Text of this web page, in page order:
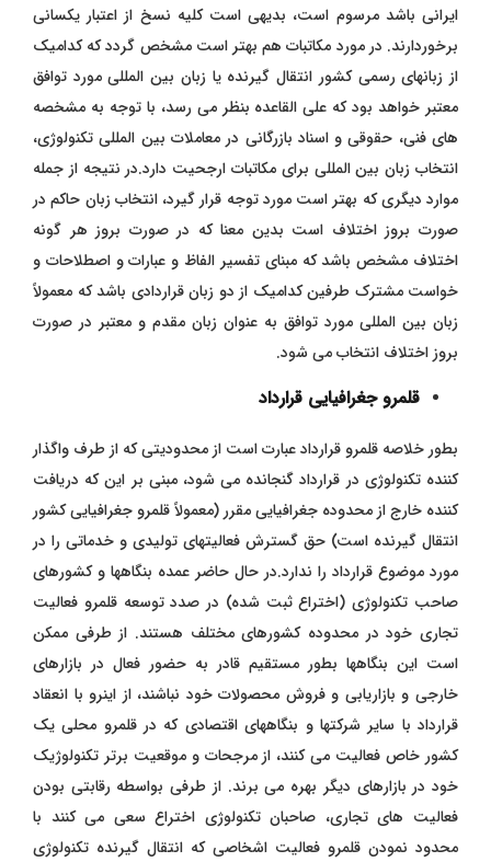
ایرانی باشد مرسوم است، بدیهی است کلیه نسخ از اعتبار یکسانی
برخوردارند. در مورد مکاتبات هم بهتر است مشخص گردد که کدامیک
از زبانهای رسمی کشور انتقال گیرنده یا زبان بین المللی مورد توافق
معتبر خواهد بود که علی القاعده بنظر می رسد، با توجه به مشخصه
های فنی، حقوقی و اسناد بازرگانی در معاملات بین المللی تکنولوژی،
انتخاب زبان بین المللی برای مکاتبات ارجحیت دارد.در نتیجه از جمله
موارد دیگری که بهتر است مورد توجه قرار گیرد، انتخاب زبان حاکم در
صورت بروز اختلاف است بدین معنا که در صورت بروز هر گونه
اختلاف مشخص باشد که مبنای تفسیر الفاظ و عبارات و اصطلاحات و
خواست مشترک طرفین کدامیک از دو زبان قراردادی باشد که معمولاً
زبان بین المللی مورد توافق به عنوان زبان مقدم و معتبر در صورت
بروز اختلاف انتخاب می شود.
قلمرو جغرافیایی قرارداد
بطور خلاصه قلمرو قرارداد عبارت است از محدودیتی که از طرف واگذار
کننده تکنولوژی در قرارداد گنجانده می شود، مبنی بر این که دریافت
کننده خارج از محدوده جغرافیایی مقرر (معمولاً قلمرو جغرافیایی کشور
انتقال گیرنده است) حق گسترش فعالیتهای تولیدی و خدماتی را در
مورد موضوع قرارداد را ندارد.در حال حاضر عمده بنگاهها و کشورهای
صاحب تکنولوژی (اختراع ثبت شده) در صدد توسعه قلمرو فعالیت
تجاری خود در محدوده کشورهای مختلف هستند. از طرفی ممکن
است این بنگاهها بطور مستقیم قادر به حضور فعال در بازارهای
خارجی و بازاریابی و فروش محصولات خود نباشند، از اینرو با انعقاد
قرارداد با سایر شرکتها و بنگاههای اقتصادی که در قلمرو محلی یک
کشور خاص فعالیت می کنند، از مرجحات و موقعیت برتر تکنولوژیک
خود در بازارهای دیگر بهره می برند. از طرفی بواسطه رقابتی بودن
فعالیت های تجاری، صاحبان تکنولوژی اختراع سعی می کنند با
محدود نمودن قلمرو فعالیت اشخاصی که انتقال گیرنده تکنولوژی